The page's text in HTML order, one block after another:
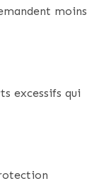
moins
excessifs qui